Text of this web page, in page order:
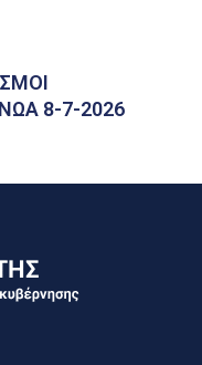
8-7-2026